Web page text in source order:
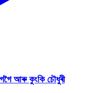
আৰু কুংকি চৌধুৰী